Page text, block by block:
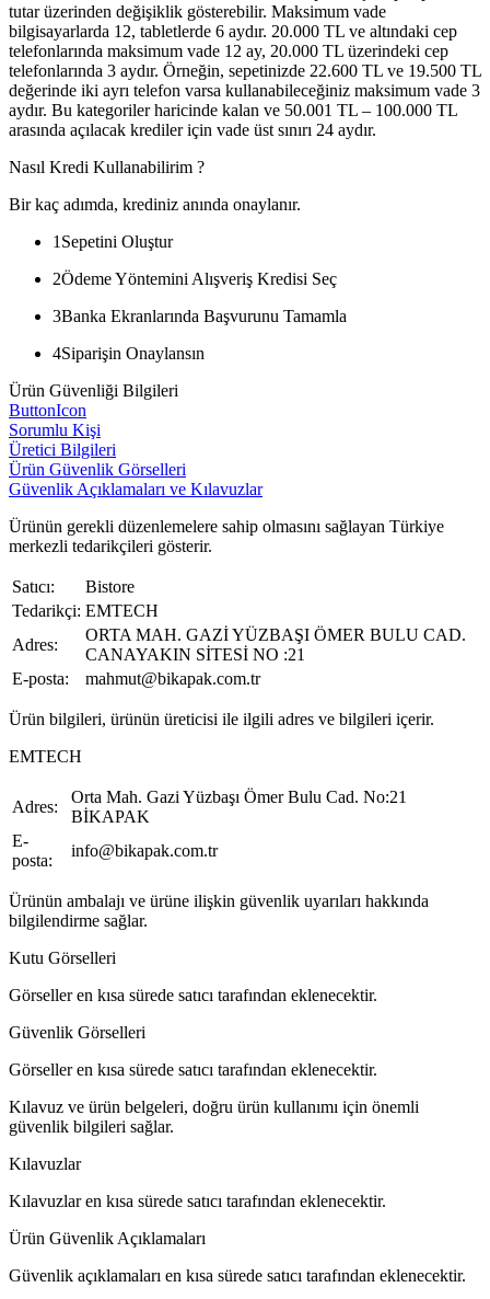
tutar üzerinden değişiklik gösterebilir. Maksimum vade
bilgisayarlarda 12, tabletlerde 6 aydır. 20.000 TL ve altındaki cep
telefonlarında maksimum vade 12 ay, 20.000 TL üzerindeki cep
telefonlarında 3 aydır. Örneğin, sepetinizde 22.600 TL ve 19.500 TL
değerinde iki ayrı telefon varsa kullanabileceğiniz maksimum vade 3
aydır. Bu kategoriler haricinde kalan ve 50.001 TL – 100.000 TL
arasında açılacak krediler için vade üst sınırı 24 aydır.
Nasıl Kredi Kullanabilirim ?
Bir kaç adımda, krediniz anında onaylanır.
1 Sepetini Oluştur
2Ödeme Yöntemini Alışveriş Kredisi Seç
3Banka Ekranlarında Başvurunu Tamamla
4Siparişin Onaylansın
Ürün Güvenliği Bilgileri
ButtonIcon
Sorumlu Kişi
Üretici Bilgileri
Ürün Güvenlik Görselleri
Güvenlik Açıklamaları ve Kılavuzlar
Ürünün gerekli düzenlemelere sahip olmasını sağlayan Türkiye
merkezli tedarikçileri gösterir.
Satıcı:
Bistore
Tedarikçi: EMTECH
Adres:
ORTA MAH. GAZİ YÜZBAŞI ÖMER BULU CAD.
CANAYAKIN SİTESİ NO :21
E-posta:
mahmut@bikapak.com.tr
Ürün bilgileri, ürünün üreticisi ile ilgili adres ve bilgileri içerir.
EMTECH
Adres:
Orta Mah. Gazi Yüzbaşı Ömer Bulu Cad. No:21
BİKAPAK
E-
posta:
info@bikapak.com.tr
Ürünün ambalajı ve ürüne ilişkin güvenlik uyarıları hakkında
bilgilendirme sağlar.
Kutu Görselleri
Görseller en kısa sürede satıcı tarafından eklenecektir.
Güvenlik Görselleri
Görseller en kısa sürede satıcı tarafından eklenecektir.
Kılavuz ve ürün belgeleri, doğru ürün kullanımı için önemli
güvenlik bilgileri sağlar.
Kılavuzlar
Kılavuzlar en kısa sürede satıcı tarafından eklenecektir.
Ürün Güvenlik Açıklamaları
Güvenlik açıklamaları en kısa sürede satıcı tarafından eklenecektir.